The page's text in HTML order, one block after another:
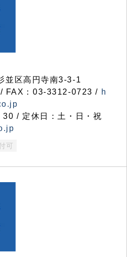
区高円寺南3-3-1
FAX：03-3312-0723 / h
/ 定休日：土・日・祝
可